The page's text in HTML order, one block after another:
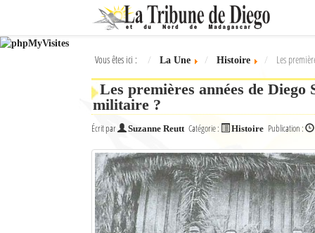
Ok
L'actualité à Diego Suarez
Vous êtes ici : La Une Histoire Les
Les premières années de Diego
militaire ?
Écrit par Suzanne Reutt Catégorie : Histoire Publication :